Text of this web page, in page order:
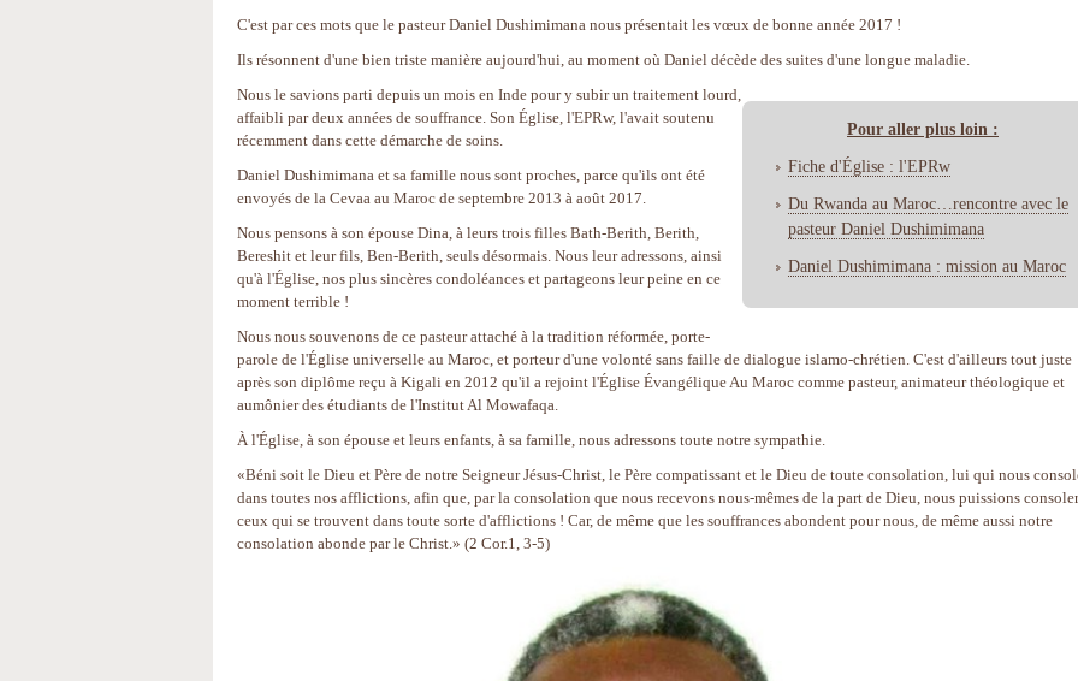
C'est par ces mots que le pasteur Daniel Dushimimana nous présentait les vœux de bonne année 2017 !
Ils résonnent d'une bien triste manière aujourd'hui, au moment où Daniel décède des suites d'une longue maladie.
Pour aller plus loin :
Fiche d'Église : l'EPRw
Du Rwanda au Maroc…rencontre avec le
pasteur Daniel Dushimimana
Daniel Dushimimana : mission au Maroc
Nous le savions parti depuis un mois en Inde pour y subir un traitement lourd,
affaibli par deux années de souffrance. Son Église, l'EPRw, l'avait soutenu
récemment dans cette démarche de soins.
Daniel Dushimimana et sa famille nous sont proches, parce qu'ils ont été
envoyés de la Cevaa au Maroc de septembre 2013 à août 2017.
Nous pensons à son épouse Dina, à leurs trois filles Bath-Berith, Berith,
Bereshit et leur fils, Ben-Berith, seuls désormais. Nous leur adressons, ainsi
qu'à l'Église, nos plus sincères condoléances et partageons leur peine en ce
moment terrible !
Nous nous souvenons de ce pasteur attaché à la tradition réformée, porte-
parole de l'Église universelle au Maroc, et porteur d'une volonté sans faille de dialogue islamo-chrétien. C'est d'ailleurs tout juste
après son diplôme reçu à Kigali en 2012 qu'il a rejoint l'Église Évangélique Au Maroc comme pasteur, animateur théologique et
aumônier des étudiants de l'Institut Al Mowafaqa.
À l'Église, à son épouse et leurs enfants, à sa famille, nous adressons toute notre sympathie.
«Béni soit le Dieu et Père de notre Seigneur Jésus-Christ, le Père compatissant et le Dieu de toute consolation, lui qui nous
dans toutes nos afflictions, afin que, par la consolation que nous recevons nous-mêmes de la part de Dieu, nous puissions consoler
ceux qui se trouvent dans toute sorte d'afflictions ! Car, de même que les souffrances abondent pour nous, de même aussi notre
consolation abonde par le Christ.» (2 Cor.1, 3-5)